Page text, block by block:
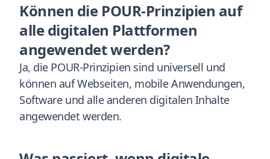
Können die POUR-Prinzipien auf
alle digitalen Plattformen
angewendet werden?
Ja, die POUR-Prinzipien sind universell und
können auf Webseiten, mobile Anwendungen,
Software und alle anderen digitalen Inhalte
angewendet werden.